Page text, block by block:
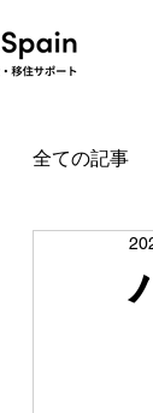
全ての記事
スペイ